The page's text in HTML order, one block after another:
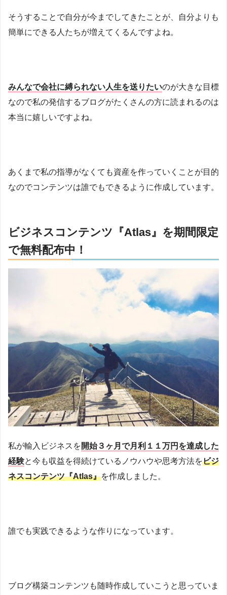
そうすることで自分が今までしてきたことが、自分よりも
簡単にできる人たちが増えてくるんですよね。
みんなで会社に縛られない人生を送りたいのが大きな目標
なので私の発信するブログがたくさんの方に読まれるのは
本当に嬉しいですよね。
あくまで私の指導がなくても資産を作っていくことが目的
なのでコンテンツは誰でもできるように作成しています。
ビジネスコンテンツ『Atlas』を期間限定
で無料配布中！
私が輸入ビジネスを開始３ヶ月で月利１１万円を達成した
経験と今も収益を得続けているノウハウや思考方法をビジ
ネスコンテンツ『Atlas』を作成しました。
誰でも実践できるような作りになっています。
ブログ構築コンテンツも随時作成していこうと思っていま